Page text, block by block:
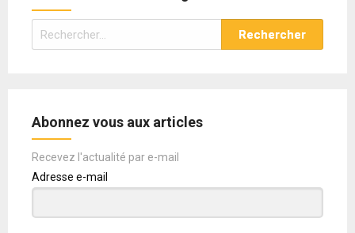
Rechercher :
Abonnez vous aux articles
Recevez l'actualité par e-mail
Adresse e-mail